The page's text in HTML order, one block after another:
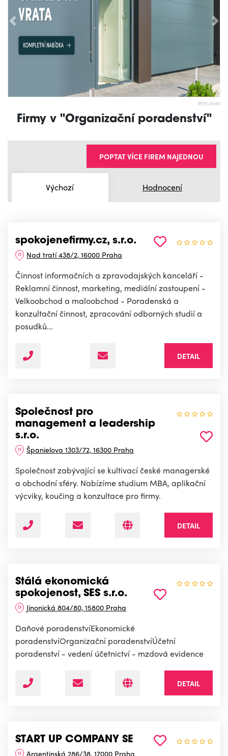
Předchozí
REKLAMA
Firmy v "Organizační poradenství"
Výchozí Hodnocení
POPTAT VÍCE FIREM NAJEDNOU
spokojenefirmy.cz, s.r.o.
Nad tratí 438/2, 16000 Praha
Činnost informačních a zpravodajských kanceláří -
Reklamní činnost, marketing, mediální zastoupení -
Velkoobchod a maloobchod - Poradenská a
konzultační činnost, zpracování odborných studií a
posudků...
DETAIL
Společnost pro
management a leadership
s.r.o.
Španielova 1303/72, 16300 Praha
Společnost zabývající se kultivací české managerské
a obchodní sféry. Nabízíme studium MBA, aplikační
výcviky, koučing a konzultace pro firmy.
DETAIL
Stálá ekonomická
spokojenost, SES s.r.o.
Jinonická 804/80, 15800 Praha
Daňové poradenstvíEkonomické
poradenstvíOrganizační poradenstvíÚčetní
poradenství - vedení účetnictví - mzdová evidence
DETAIL
START UP COMPANY SE
Argentinská 286/38, 17000 Praha